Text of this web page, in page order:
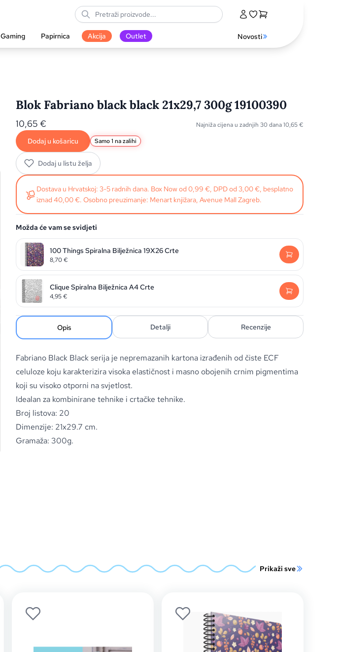
Gaming Papirnica Akcija Outlet Novosti
Blok Fabriano black black 21x29,7 300g 19100390
10,65 € Najniža cijena u zadnjih 30 dana10,65€
Dodaj u košaricu Samo 1 na zalihi
Dodaj u listu želja
Dostava u Hrvatskoj: 3-5 radnih dana. Box Now od 0,99 €, DPD od 3,00 €, besplatno
iznad 40,00 €. Osobno preuzimanje: Menart knjižara, Avenue Mall Zagreb.
Možda će vam se svidjeti
100 Things Spiralna Bilježnica 19X26 Crte
8,70€
Clique Spiralna Bilježnica A4 Crte
4,95€
Opis Detalji Recenzije
Fabriano Black Black serija je nepremazanih kartona izrađenih od čiste ECF
celuloze koju karakterizira visoka elastičnost i masno obojenih crnim pigmentima
koji su visoko otporni na svjetlost.
Idealan za kombinirane tehnike i crtačke tehnike.
Broj listova: 20
Dimenzije: 21x29.7 cm.
Gramaža: 300g.
Prikaži sve